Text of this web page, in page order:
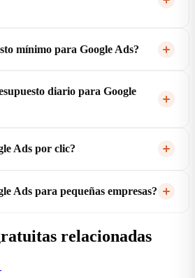
mínimo para Google Ads?
diario para Google
Ads por clic?
Ads para pequeñas empresas?
relacionadas